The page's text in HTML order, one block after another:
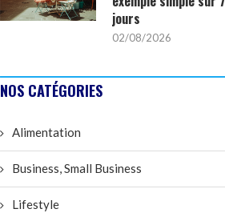
jours
02/08/2026
NOS CATÉGORIES
Alimentation
Business, Small Business
Lifestyle